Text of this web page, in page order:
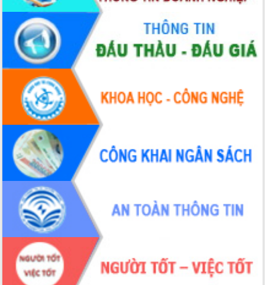
Du lịch Đắk Lắk nâng tầm trải nghiệm
du khách thông qua Hệ thống cơ sở dữ
liệu và Bản đồ số
Tập huấn ứng dụng trí tuệ nhân tạo (AI)
trong thương mại điện tử năm 2026
Đoàn đại biểu Quốc hội tỉnh Đắk Lắk
trao đổi thông tin trước Kỳ họp thứ
nhất, Quốc hội khóa XVI
Quyết liệt cải cách hành chính, khơi
thông nguồn lực phát triển
Nâng cao hiệu lực, hiệu quả HĐND
tỉnh thông qua hiện đại hóa hành chính
Xã Ea Phê gắn cải cách hành chính với
chuyển đổi số
Phó Chủ tịch Thường trực UBND tỉnh
Hồ Thị Nguyên Thảo làm việc tại Trung
tâm Phục vụ hành chính công xã Ea
Phê
Xây dựng nền hành chính số đồng
hành cùng nông dân dân, doanh nghiệp
Giai đoạn 2026-2030, Đắk Lắk phấn
đấu có 77% xã đạt chuẩn nông thôn